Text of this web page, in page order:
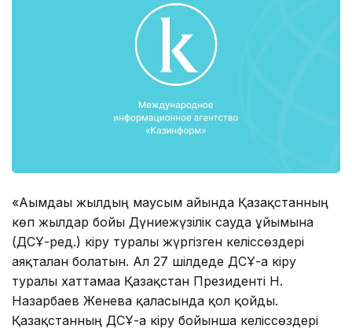
«Ағымдағы жылдың маусым айында Қазақстанның
көп жылдар бойы Дүниежүзілік сауда ұйымына
(ДСҰ-ред.) кіру туралы жүргізген келіссөздері
аяқталған болатын. Ал 27 шілдеде ДСҰ-ға кіру
туралы хаттамаға Қазақстан Президенті Н.
Назарбаев Женева қаласында қол қойды.
Қазақстанның ДСҰ-ға кіру бойынша келіссөздері